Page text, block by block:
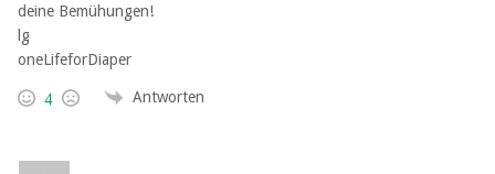
deine Bemühungen!
lg
oneLifeforDiaper
4 Antworten